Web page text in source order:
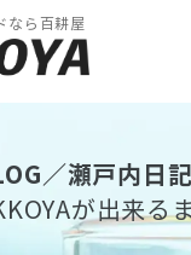
なら百耕屋
／瀬戸内日記
が出来る